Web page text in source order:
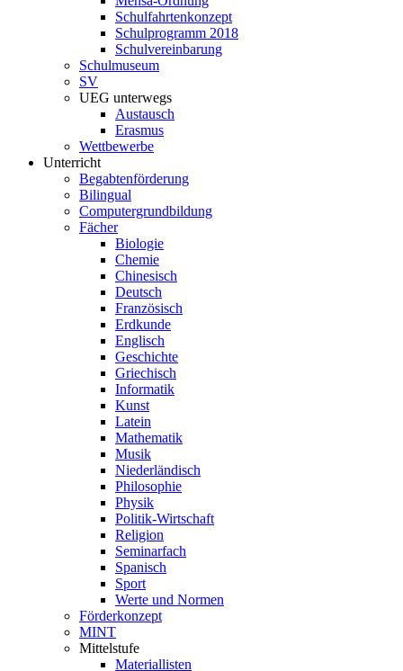
Schulfahrtenkonzept
Schulprogramm 2018
Schulvereinbarung
Schulmuseum
SV
UEG unterwegs
Austausch
Erasmus
Wettbewerbe
Unterricht
Begabtenförderung
Bilingual
Computergrundbildung
Fächer
Biologie
Chemie
Chinesisch
Deutsch
Französisch
Erdkunde
Englisch
Geschichte
Griechisch
Informatik
Kunst
Latein
Mathematik
Musik
Niederländisch
Philosophie
Physik
Politik-Wirtschaft
Religion
Seminarfach
Spanisch
Sport
Werte und Normen
Förderkonzept
MINT
Mittelstufe
Materiallisten